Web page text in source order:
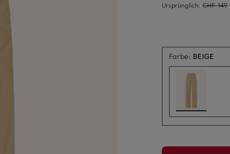
Ursprünglich: CHF 149
Farbe: BEIGE